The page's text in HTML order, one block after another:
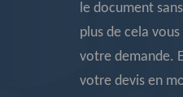
le document
plus de cela
votre demande.
votre devis en